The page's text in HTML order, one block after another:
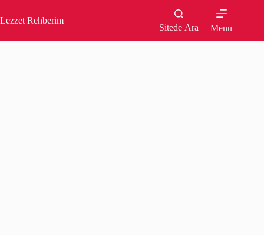
to
content
Lezzet Rehberim
Sitede Ara Menu